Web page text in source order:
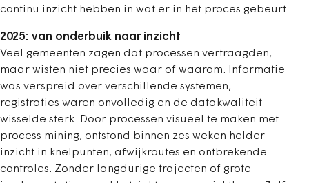
continu inzicht hebben in wat er in het proces gebeurt.
2025: van onderbuik naar inzicht
Veel gemeenten zagen dat processen vertraagden,
maar wisten niet precies waar of waarom. Informatie
was verspreid over verschillende systemen,
registraties waren onvolledig en de datakwaliteit
wisselde sterk. Door processen visueel te maken met
process mining, ontstond binnen zes weken helder
inzicht in knelpunten, afwijkroutes en ontbrekende
controles. Zonder langdurige trajecten of grote